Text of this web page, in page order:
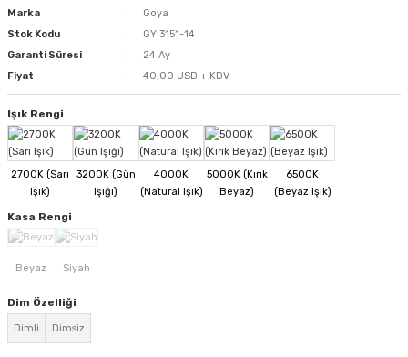
Marka
Goya
Stok Kodu
GY 3151-14
Garanti Süresi
24 Ay
Fiyat
40,00 USD + KDV
Işık Rengi
Kasa Rengi
Dim Özelliği
Dimli Dimsiz